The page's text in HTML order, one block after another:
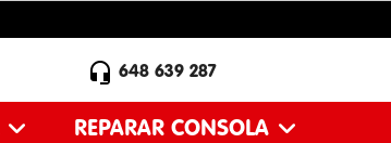
 648 639 287
REPARAR CONSOLA